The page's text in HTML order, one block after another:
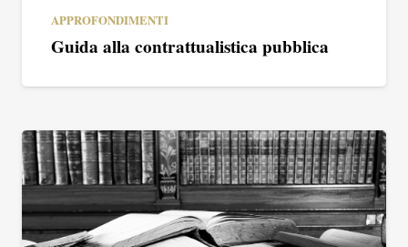
APPROFONDIMENTI
Guida alla contrattualistica pubblica